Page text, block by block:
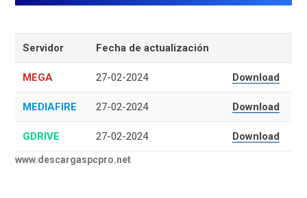
Servidor Fecha de actualización
MEGA 27-02-2024 Download
MEDIAFIRE 27-02-2024 Download
GDRIVE 27-02-2024 Download
www.descargaspcpro.net